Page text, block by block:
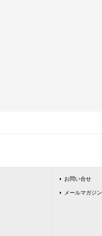
お問い合せ
メールマガジン